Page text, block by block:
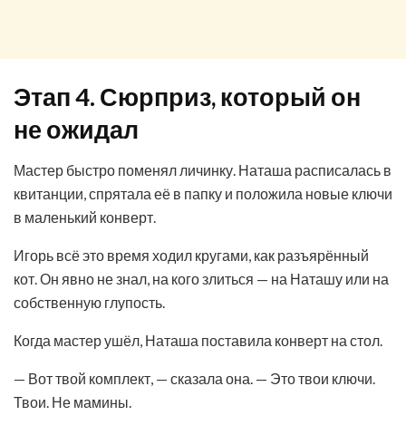
Этап 4. Сюрприз, который он
не ожидал
Мастер быстро поменял личинку. Наташа расписалась в
квитанции, спрятала её в папку и положила новые ключи
в маленький конверт.
Игорь всё это время ходил кругами, как разъярённый
кот. Он явно не знал, на кого злиться — на Наташу или на
собственную глупость.
Когда мастер ушёл, Наташа поставила конверт на стол.
— Вот твой комплект, — сказала она. — Это твои ключи.
Твои. Не мамины.